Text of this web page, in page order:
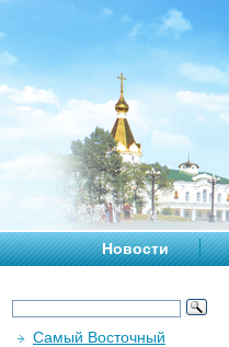
Новости
Самый Восточный